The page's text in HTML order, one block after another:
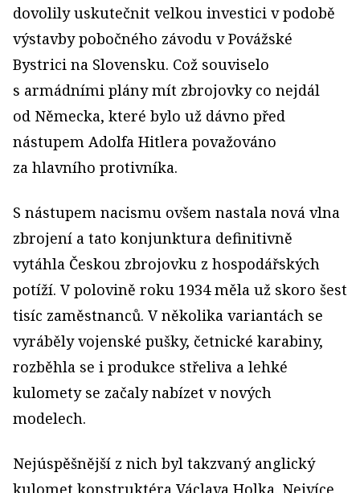
dovolily uskutečnit velkou investici v podobě
výstavby pobočného závodu v Povážské
Bystrici na Slovensku. Což souviselo
s armádními plány mít zbrojovky co nejdál
od Německa, které bylo už dávno před
nástupem Adolfa Hitlera považováno
za hlavního protivníka.
S nástupem nacismu ovšem nastala nová vlna
zbrojení a tato konjunktura definitivně
vytáhla Českou zbrojovku z hospodářských
potíží. V polovině roku 1934 měla už skoro šest
tisíc zaměstnanců. V několika variantách se
vyráběly vojenské pušky, četnické karabiny,
rozběhla se i produkce střeliva a lehké
kulomety se začaly nabízet v nových
modelech.
Nejúspěšnější z nich byl takzvaný anglický
kulomet konstruktéra Václava Holka. Nejvíce